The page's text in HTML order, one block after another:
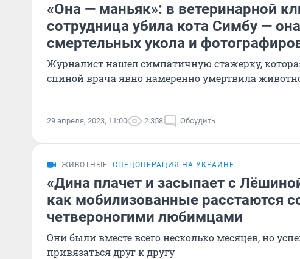
«Она — маньяк»: в ветеринарной
сотрудница убила кота Симбу —
смертельных укола и
Журналист нашел симпатичную стажерку,
спиной врача явно намеренно умертвила
29 апреля, 2023, 11:00 2 358 Обсудить
ЖИВОТНЫЕ СПЕЦОПЕРАЦИЯ НА УКРАИНЕ
«Дина плачет и засыпает с
как мобилизованные расстаются
четвероногими любимцами
Они были вместе всего несколько месяцев, но
привязаться друг к другу